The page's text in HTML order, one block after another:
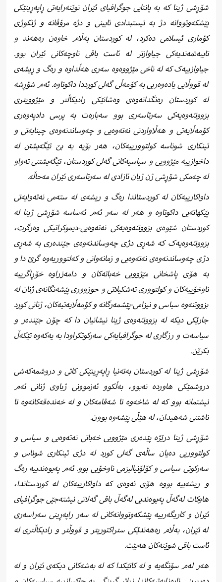
شۆڕشی ژینا کە بە پانتایی جوگرافیای ئێران نوێنەرایەتی ڕاپەڕینێکی
پێشکەوتووانە دژ بە ئیستبدادی ئایینی و دژە مرۆڤانە و ژنکوژی
کۆماری ئیسلامی دەکرد، لە کوردستان بەڵام خاوەن رەهەند و
تایبەتمەندیەکی جیاوازتر لە ئاست باقی ناوچەکانی ئێران بوو.
جیاوازییەک کە لە ناخی مێژووەوە سەری هەڵداوە و رەگ و ڕیشەی
لە قووڵایی یادەوەریی بە کۆمەڵی گەلی کورددا داکوتاوە. ئەم شۆڕشە
لە کوردستان رەنگدانەوەی وەشانێکی رادیکاڵتر و مێژوویتری
بزووتنەوەیەکی سەرتاسەری بوو سەبارەت بە پرسی دادپەوەری
کۆمەڵایەتی و هەڵاواردنی نەتەوەیی و چەوساندنەوەی چینایەتی و
ئینکاری شوناسە کولتوورییەکان، هەر بۆیە بە بێ تێگەیشتن لە
داخوازییە مێژوویی و سیاسیەکانی گەلی کوردستان، تێگەیشتنی تەواو
لە چەمکی شۆڕشی ژن ژیان ئازادی لە سەرتاسەری ئێران مەحاڵە.
داواکارییەکان لە کوردستاندا رەگ و ریشەی لە ستەمی نەتەوایەتی
پێکهاتەیی داکوتاوە و هەر لە سەر ئەم ئەساسە شۆڕشی ژینا لە
کوردستان شێوەی بزووتنەوەیەکی نەتەوەیی-دیموکراتیکی وەرگرت،
بزووتنەوەیەک کە شەڕی دژی چەوساندنەوەی جێندەری بە شەڕی
دژی چەوساندنەوەی نەتەوەیی و زمانەوانی و کەلتووریەوە گرێ دا و
بە هۆی پاشخانی مێژوویی خەباتەکان و دامەزراوە خۆڕاگرییە
ناوخۆییەکان و کولتووری تەشکیلاتی و حوزووری پێشەنگانەی ژنان لە
بزووتنەوە سیاسی و نیزامی-پێشمەرگانە و کۆمەڵایەتیەکان، ژنانی کورد
جارێکی دیکە لە بزووتنەوەی ژینا نیشانیان دا کە چۆن جێندەر و
سیاسەت و رزگاری لە جوگرافیایەکی سەرکوتکراودا بە یەکەوە تێکەڵ
بکرێن.
شۆڕشی ژینا لە کوردستان بەتەنیا ڕاپەڕینێکی کاتی و دروشمەکەشی
دروشمێکی هاوردە نەبوو، بەڵکوو ئەزموونی ژیاوی ژنانی ئەم
نیشتمانە بوو کە لە شاخەوە تا شەقامەکان و لە خەندەقەکانەوە تا
ناشتنی شەهیدان، لە هێڵی پێشەوە بوون.
شۆڕشی ژینا درێژە پێدەری مێژوویی خەباتی نەتەوەیی و سیاسی و
کولتووریی دەیان ساڵەی گەلی کورد لە دژی ئینکاری شوناس و
سەرکوتی سیاسی و کۆلۆنیالیزمی ناوخۆیی بوو. ئەم پەیوەندییە رەگ
و ریشەییە بووە هۆی ئەوەی کە داواکارییەکان لە کوردستاندا،
هاوکات لەگەڵ پەیوەندیی لەگەڵ باقی گەلانی نیشتەجێی جوگرافیای
ئێران و کاریگەرییە پێشکەوتووانەکانی لە سەر راپەڕینی سەراسەری
لە ئێران، بەڵام رەهەندێکی ستراکتوریتر و قووڵتر و رادیکاڵتری لە
ئاست باقی شوێنەکان هەبێت.
هەر لەم سۆنگەیە و لە کاتێکدا کە لە بەشەکانی دیکەی ئێران و لە